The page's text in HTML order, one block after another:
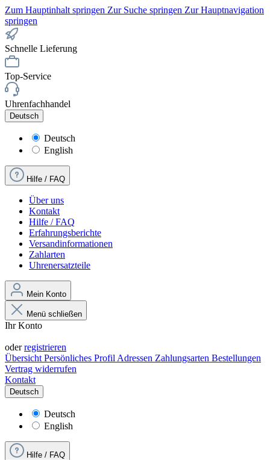
Zum Hauptinhalt springen Zur Suche springen Zur Hauptnavigation
springen
Schnelle Lieferung
Top-Service
Uhrenfachhandel
Deutsch
Deutsch
English
Hilfe / FAQ
Über uns
Kontakt
Hilfe / FAQ
Erfahrungsberichte
Versandinformationen
Zahlarten
Uhrenersatzteile
Mein Konto
Menü schließen
Ihr Konto
oderregistrieren
Übersicht Persönliches Profil Adressen Zahlungsarten Bestellungen
Vertrag widerrufen
Kontakt
Deutsch
Deutsch
English
Hilfe / FAQ